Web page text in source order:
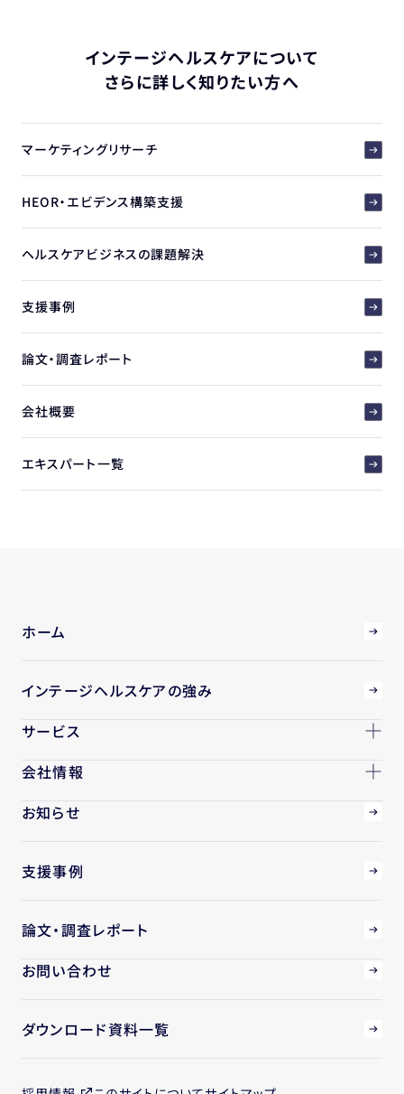
インテージヘルスケアについて
さらに詳しく知りたい方へ
マーケティングリサーチ
HEOR・エビデンス構築支援
ヘルスケアビジネスの課題解決
支援事例
論文・調査レポート
会社概要
エキスパート一覧
ホーム
インテージヘルスケアの強み
サービス
会社情報
お知らせ
支援事例
論文・調査レポート
お問い合わせ
ダウンロード資料一覧